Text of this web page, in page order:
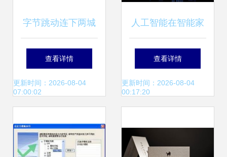
字节跳动连下两城
收购游戏公司背后
同步投资网红饰
米战投亦显露出场
查看详情
更新时间：2026-08-04
07:00:02
人工智能在智能家
居的应用系列之 什
么是人工智能？
查看详情
更新时间：2026-08-04
00:17:20